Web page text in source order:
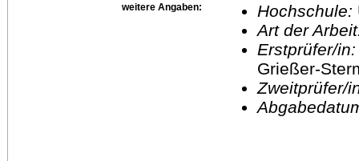
weitere Angaben: Hochschule:
Art der
Erstprüfer/
Grießer-